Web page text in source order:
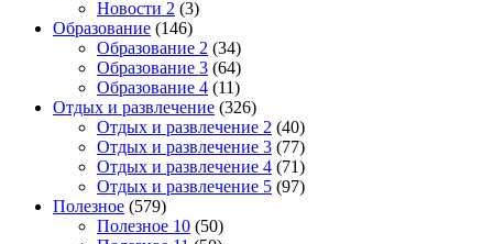
Новости 2 (3)
Образование (146)
Образование 2 (34)
Образование 3 (64)
Образование 4 (11)
Отдых и развлечение (326)
Отдых и развлечение 2 (40)
Отдых и развлечение 3 (77)
Отдых и развлечение 4 (71)
Отдых и развлечение 5 (97)
Полезное (579)
Полезное 10 (50)